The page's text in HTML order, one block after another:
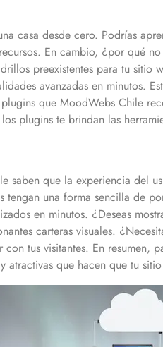
casa desde cero. Podrías
En cambio, ¿por qué
preexistentes para tu sitio
avanzadas en minutos.
que MoodWebs Chile
plugins te brindan las
que la experiencia del
tengan una forma sencilla de
en minutos. ¿Deseas
carteras visuales.
tus visitantes. En resumen,
que hacen que tu